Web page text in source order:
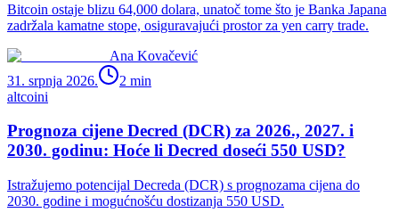
Bitcoin ostaje blizu 64,000 dolara, unatoč tome što je Banka Japana
zadržala kamatne stope, osiguravajući prostor za yen carry trade.
Ana Kovačević
31. srpnja 2026.
2 min
altcoini
Prognoza cijene Decred (DCR) za 2026., 2027. i
2030. godinu: Hoće li Decred doseći 550 USD?
Istražujemo potencijal Decreda (DCR) s prognozama cijena do
2030. godine i mogućnošću dostizanja 550 USD.